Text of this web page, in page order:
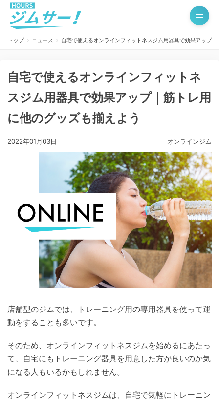
トップ ニュース 自宅で使えるオンラインフィットネスジム用器具で効果アップ
自宅で使えるオンラインフィットネ
スジム用器具で効果アップ｜筋トレ用
に他のグッズも揃えよう
2022年01月03日 オンラインジム
店舗型のジムでは、トレーニング用の専用器具を使って運
動をすることも多いです。
そのため、オンラインフィットネスジムを始めるにあたっ
て、自宅にもトレーニング器具を用意した方が良いのか気
になる人もいるかもしれません。
オンラインフィットネスジムは、自宅で気軽にトレーニン